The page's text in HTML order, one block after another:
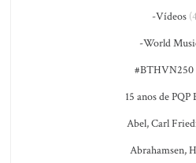
-Vídeos
-World
#BTHVN250
15 anos de PQP
Abel, Carl
Abrahamsen,